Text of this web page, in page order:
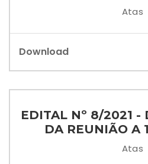
Atas
Download
EDITAL Nº 8/2021 -
DA REUNIÃO A
Atas